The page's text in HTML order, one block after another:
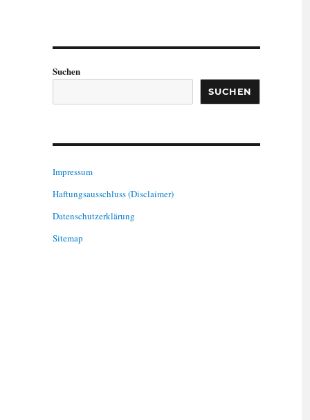
Suchen
SUCHEN
Impressum
Haftungsausschluss (Disclaimer)
Datenschutzerklärung
Sitemap